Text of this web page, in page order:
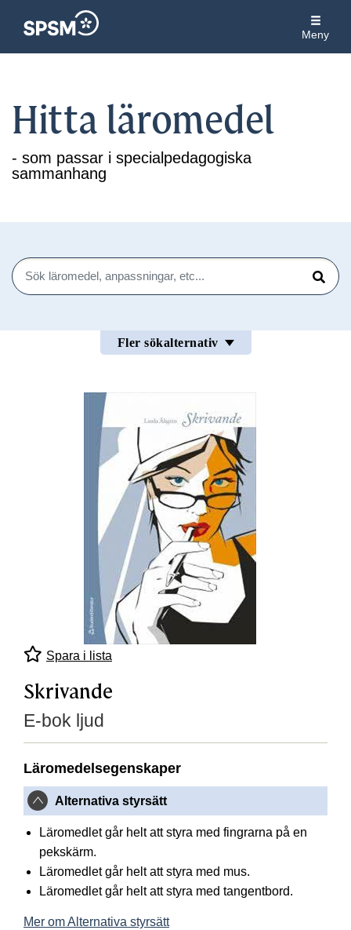
Meny
Hitta läromedel
- som passar i specialpedagogiska
sammanhang
Sök
Sök
Fler sökalternativ
Spara i lista
Skrivande
E-bok ljud
Läromedelsegenskaper
Alternativa styrsätt
Läromedlet går helt att styra med fingrarna på en
pekskärm.
Läromedlet går helt att styra med mus.
Läromedlet går helt att styra med tangentbord.
Mer om Alternativa styrsätt